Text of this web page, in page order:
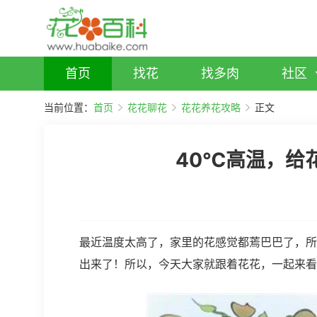
首页 找花 找多肉 社区
当前位置： 首页 花花聊花 花花养花攻略 正文
40℃高温，给
最近温度太高了，家里的花感觉都蔫巴巴了，
出来了！所以，今天大家就跟着花花，一起来